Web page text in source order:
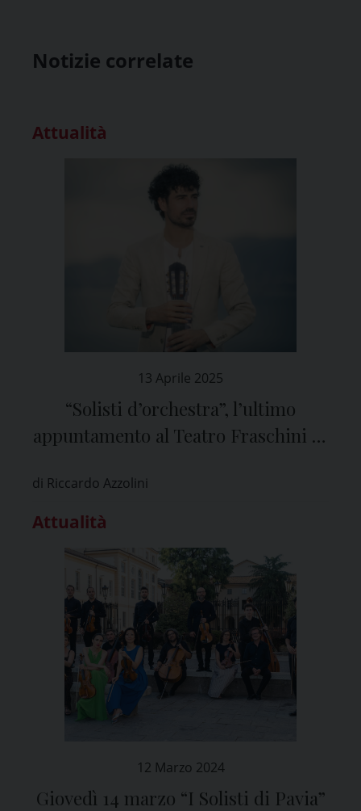
Notizie correlate
Attualità
13 Aprile 2025
“Solisti d’orchestra”, l’ultimo
appuntamento al Teatro Fraschini di
di Riccardo Azzolini
Attualità
12 Marzo 2024
Giovedì 14 marzo “I Solisti di Pavia”